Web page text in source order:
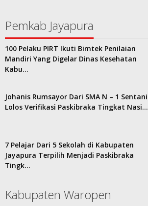
Pemkab Jayapura
100 Pelaku PIRT Ikuti Bimtek Penilaian
Mandiri Yang Digelar Dinas Kesehatan
Kabu…
Johanis Rumsayor Dari SMA N – 1 Sentani
Lolos Verifikasi Paskibraka Tingkat Nasi…
7 Pelajar Dari 5 Sekolah di Kabupaten
Jayapura Terpilih Menjadi Paskibraka
Tingk…
Kabupaten Waropen